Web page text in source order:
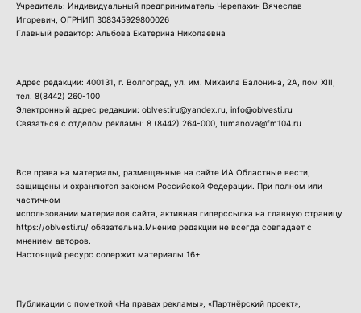
Учредитель: Индивидуальный предприниматель Черепахин Вячеслав
Игоревич, ОГРНИП 308345929800026
Главный редактор: Альбова Екатерина Николаевна
Адрес редакции: 400131, г. Волгоград, ул. им. Михаила Балонина, 2А, пом XIII,
тел. 8(8442) 260-100
Электронный адрес редакции: oblvestiru@yandex.ru, info@oblvesti.ru
Связаться с отделом рекламы: 8 (8442) 264-000 , tumanova@fm104.ru
Все права на материалы, размещенные на сайте ИА Областные вести,
защищены и охраняются законом Российской Федерации. При полном или
частичном
использовании материалов сайта, активная гиперссылка на главную страницу
https://oblvesti.ru/ обязательна.Мнение редакции не всегда совпадает с
мнением авторов.
Настоящий ресурс содержит материалы 16+
Публикации с пометкой «На правах рекламы», «Партнёрский проект»,